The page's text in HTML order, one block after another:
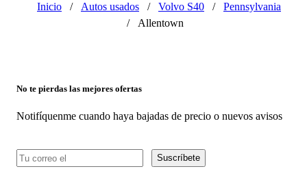
Inicio / Autos usados / Volvo S40 /
Pennsylvania
/
Allentown
No te pierdas las mejores ofertas
Notifíquenme cuando haya bajadas de precio o nuevos avisos
Suscríbete